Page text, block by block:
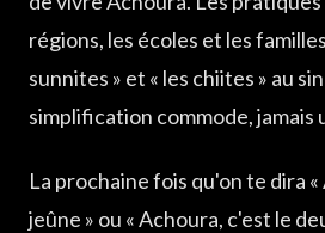
régions, les écoles et les
sunnites » et « les chiites » au
simplification commode, jamais
La prochaine fois qu'on te dira
jeûne » ou « Achoura, c'est le